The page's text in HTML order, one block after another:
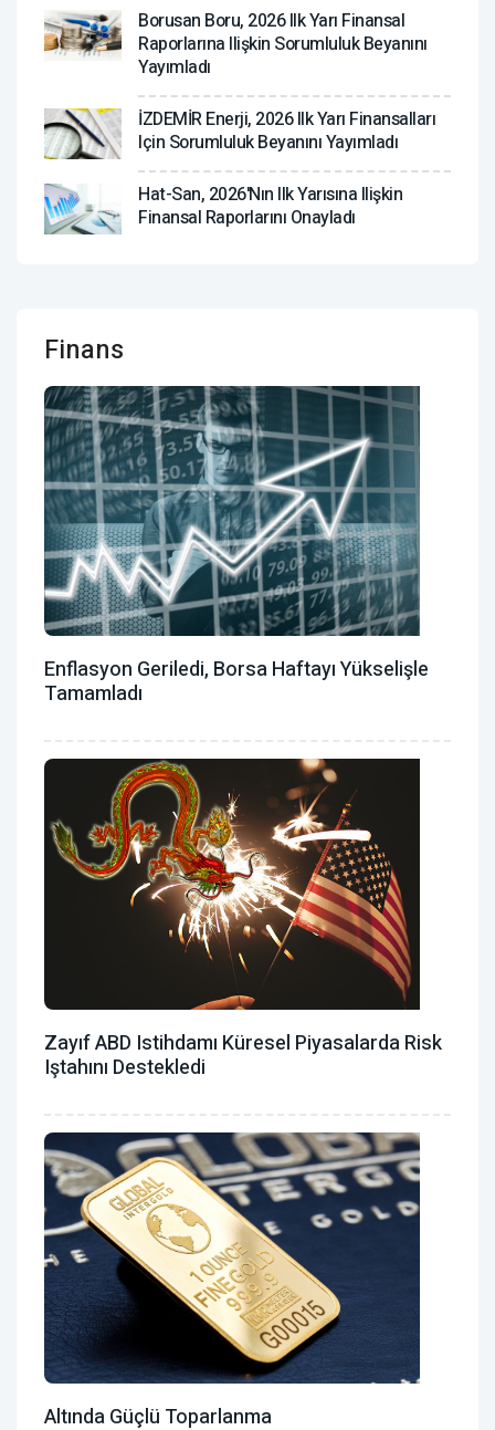
Borusan Boru, 2026 Ilk Yarı Finansal
Raporlarına Ilişkin Sorumluluk Beyanını
Yayımladı
İZDEMİR Enerji, 2026 Ilk Yarı Finansalları
Için Sorumluluk Beyanını Yayımladı
Hat-San, 2026'nın Ilk Yarısına Ilişkin
Finansal Raporlarını Onayladı
Finans
Enflasyon Geriledi, Borsa Haftayı Yükselişle
Tamamladı
Zayıf ABD Istihdamı Küresel Piyasalarda Risk
Iştahını Destekledi
Altında Güçlü Toparlanma